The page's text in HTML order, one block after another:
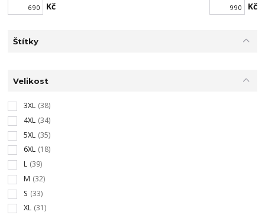
Kč Kč
Štítky
Velikost
3XL (38)
4XL (34)
5XL (35)
6XL (18)
L (39)
M (32)
S (33)
XL (31)